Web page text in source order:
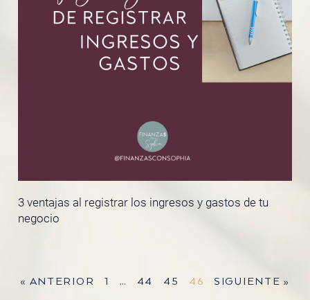
3 ventajas al registrar los ingresos y gastos de tu
negocio
« ANTERIOR 1 … 44 45 46 SIGUIENTE »